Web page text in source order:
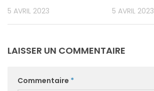
5 AVRIL 2023 5 AVRIL 2023
LAISSER UN COMMENTAIRE
Commentaire *